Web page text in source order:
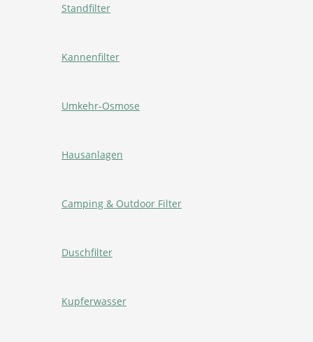
Standfilter
Kannenfilter
Umkehr-Osmose
Hausanlagen
Camping & Outdoor Filter
Duschfilter
Kupferwasser